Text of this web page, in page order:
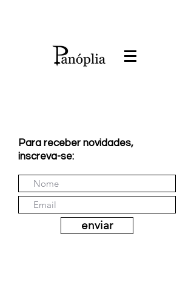
Para receber novidades,
inscreva-se:
enviar